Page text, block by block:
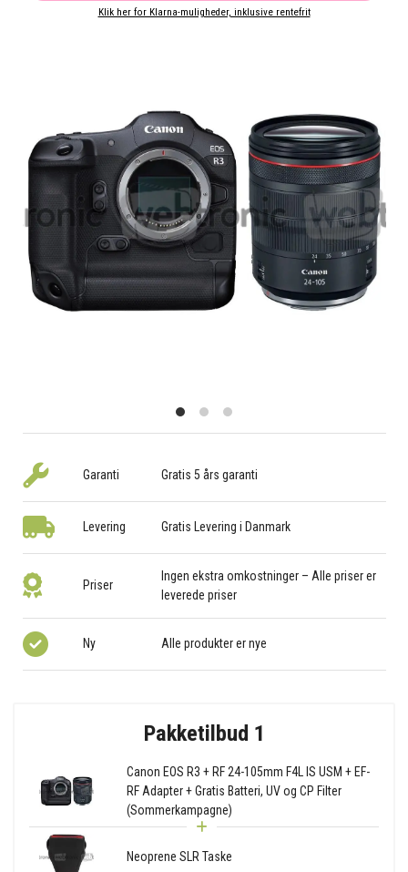
Klik her for Klarna-muligheder, inklusive rentefrit
Garanti Gratis 5 års garanti
Levering Gratis Levering i Danmark
Priser
Ingen ekstra omkostninger – Alle priser er
leverede priser
Ny Alle produkter er nye
Pakketilbud 1
Canon EOS R3 + RF 24-105mm F4L IS USM + EF-
RF Adapter + Gratis Batteri, UV og CP Filter
(Sommerkampagne)
Neoprene SLR Taske